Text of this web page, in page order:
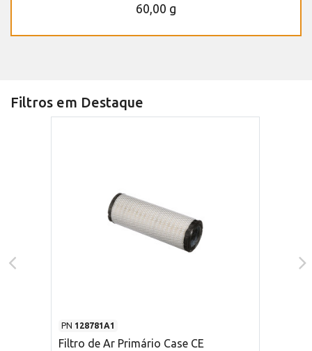
60,00 g
Filtros em Destaque
PN 128781A1
Filtro de Ar Primário Case CE